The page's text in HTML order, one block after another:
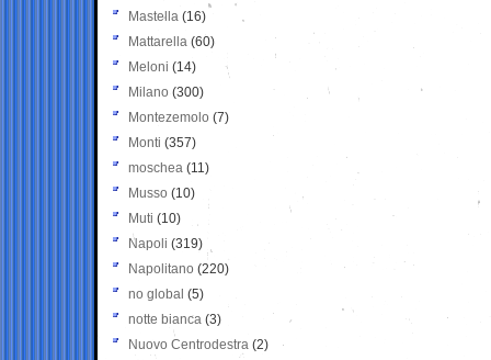
Mastella (16)
Mattarella (60)
Meloni (14)
Milano (300)
Montezemolo (7)
Monti (357)
moschea (11)
Musso (10)
Muti (10)
Napoli (319)
Napolitano (220)
no global (5)
notte bianca (3)
Nuovo Centrodestra (2)